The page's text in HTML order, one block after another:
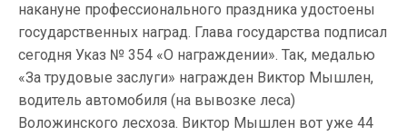
накануне профессионального праздника удостоены
государственных наград. Глава государства подписал
сегодня Указ № 354 «О награждении». Так, медалью
«За трудовые заслуги» награжден Виктор Мышлен,
водитель автомобиля (на вывозке леса)
Воложинского лесхоза. Виктор Мышлен вот уже 44